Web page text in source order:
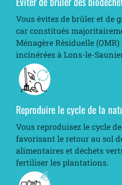
Vous évitez de brûler et de
car constitués
Ménagère Résiduelle
incinérées à Lons-le-
Reproduire le cycle de la
Vous reproduisez le cycle
favorisant le retour au sol
alimentaires et déchets
fertiliser les plantations.